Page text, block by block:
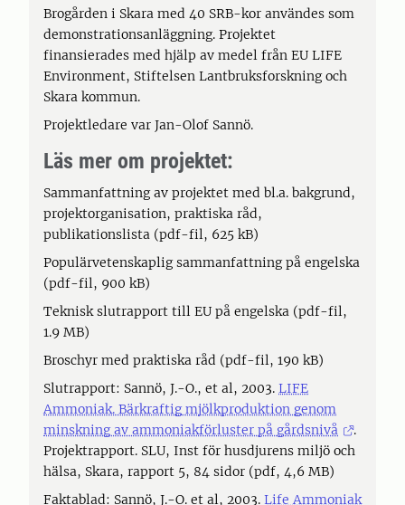
Brogården i Skara med 40 SRB-kor användes som
demonstrationsanläggning. Projektet
finansierades med hjälp av medel från EU LIFE
Environment, Stiftelsen Lantbruksforskning och
Skara kommun.
Projektledare var Jan-Olof Sannö.
Läs mer om projektet:
Sammanfattning av projektet med bl.a. bakgrund,
projektorganisation, praktiska råd,
publikationslista (pdf-fil, 625 kB)
Populärvetenskaplig sammanfattning på engelska
(pdf-fil, 900 kB)
Teknisk slutrapport till EU på engelska (pdf-fil,
1.9 MB)
Broschyr med praktiska råd (pdf-fil, 190 kB)
Slutrapport: Sannö, J.-O., et al, 2003. LIFE
Ammoniak. Bärkraftig mjölkproduktion genom
minskning av ammoniakförluster på gårdsnivå
.
Projektrapport. SLU, Inst för husdjurens miljö och
hälsa, Skara, rapport 5, 84 sidor (pdf, 4,6 MB)
Faktablad: Sannö, J.-O. et al, 2003. Life Ammoniak